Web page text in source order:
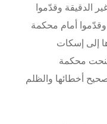
الدقيقة وقدّموا
أمام محكمة
إلى إسكات
محكمة
أخطائها والظلم